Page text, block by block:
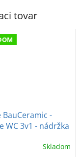
tovar
BauCeramic -
WC 3v1 - nádržka
Skladom